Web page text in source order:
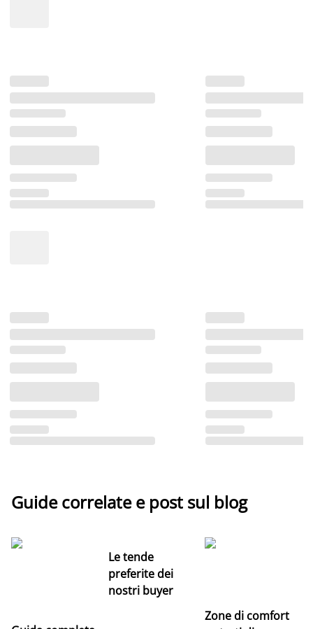
Guide correlate e post sul blog
Le tende
preferite dei
nostri buyer
Zone di comfort